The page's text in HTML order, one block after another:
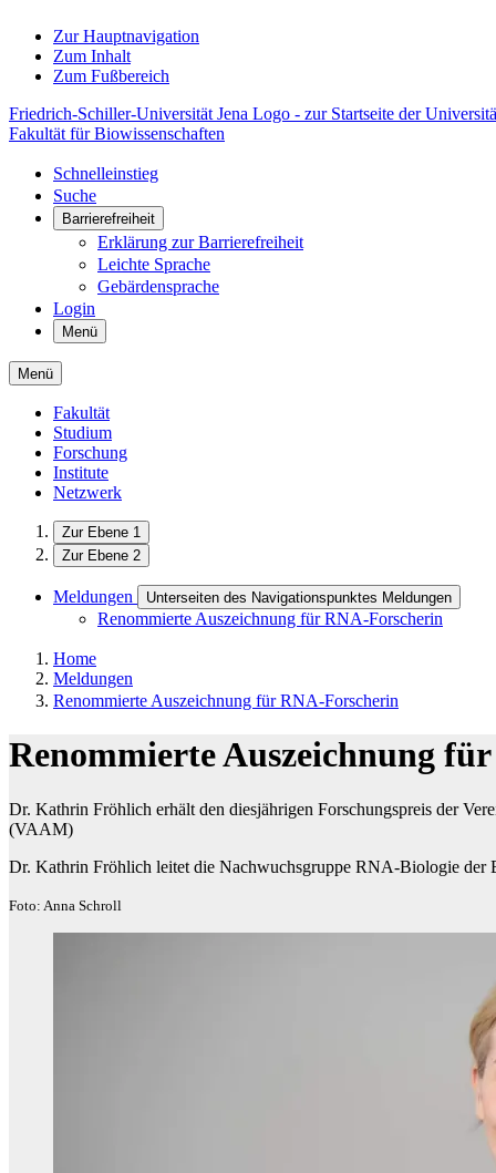
Zur Hauptnavigation
Zum Inhalt
Zum Fußbereich
Friedrich-Schiller-Universität Jena Logo - zur Startseite der
Fakultät für Biowissenschaften
Schnelleinstieg
Suche
Barrierefreiheit
Erklärung zur Barrierefreiheit
Leichte Sprache
Gebärdensprache
Login
Menü
Menü
Fakultät
Studium
Forschung
Institute
Netzwerk
Zur Ebene 1
Zur Ebene 2
Meldungen Unterseiten des Navigationspunktes Meldungen
Renommierte Auszeichnung für RNA-Forscherin
Home
Meldungen
Renommierte Auszeichnung für RNA-Forscherin
Renommierte Auszeichnung
Dr. Kathrin Fröhlich erhält den diesjährigen Forschungspreis der
(VAAM)
Dr. Kathrin Fröhlich leitet die Nachwuchsgruppe RNA-Biologie der
Foto: Anna Schroll